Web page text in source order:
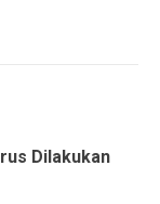
Dilakukan